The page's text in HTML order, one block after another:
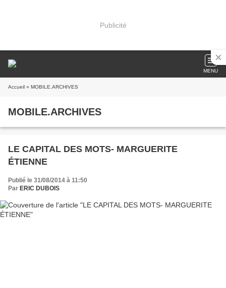
Publicité
MENU
Accueil » MOBILE.ARCHIVES
MOBILE.ARCHIVES
LE CAPITAL DES MOTS- MARGUERITE
ÉTIENNE
Publié le 31/08/2014 à 11:50
Par ERIC DUBOIS